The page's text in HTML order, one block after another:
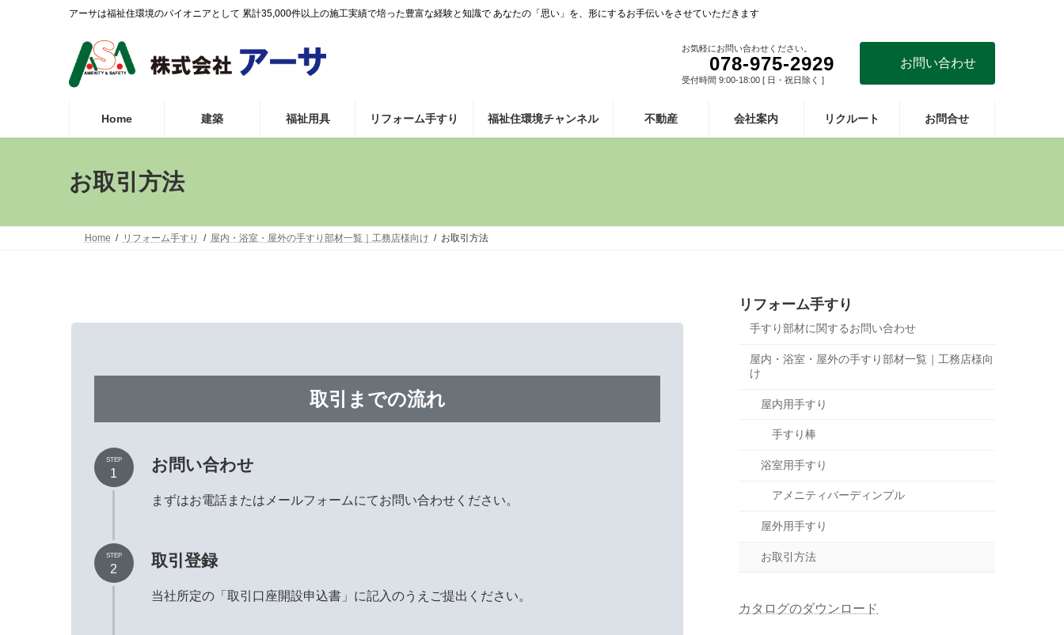
ッ
移
アーサは福祉住環境のパイオニアとして 累計35,000件以上の施工実績で培った豊富な経験と知識で あなたの「思い」を、形にするお手伝いをさせていただきます
お気軽にお問い合わせください。
078-975-2929
受付時間 9:00-18:00 [ 日・祝日除く ]
お問い合わせ
Home 建築 福祉用具 リフォーム手すり 福祉住環境チャンネル 不動産 会社案内 リクルート お問合せ
お取引方法
Home リフォーム手すり 屋内・浴室・屋外の手すり部材一覧｜工務店様向け お取引方法
取引までの流れ
お問い合わせ
まずはお電話またはメールフォームにてお問い合わせください。
STEP
1
取引登録
当社所定の「取引口座開設申込書」に記入のうえご提出ください。
STEP
2
リフォーム手すり
手すり部材に関するお問い合わせ
屋内・浴室・屋外の手すり部材一覧｜工務店様向
け
屋内用手すり
手すり棒
浴室用手すり
アメニティバーディンプル
屋外用手すり
お取引方法
カタログのダウンロード